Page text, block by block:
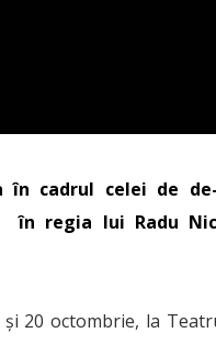
în cadrul celei de
în regia lui Radu
20 octombrie, la